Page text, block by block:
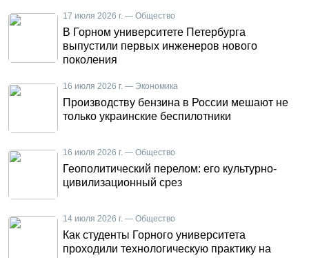
17 июля 2026 г. — Общество
В Горном университете Петербурга
выпустили первых инженеров нового
поколения
16 июля 2026 г. — Экономика
Производству бензина в России мешают не
только украинские беспилотники
16 июля 2026 г. — Общество
Геополитический перелом: его культурно-
цивилизационный срез
14 июля 2026 г. — Общество
Как студенты Горного университета
проходили технологическую практику на